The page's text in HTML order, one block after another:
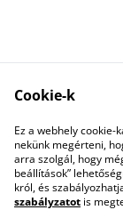
Cookie-k
Ez a webhely cookie-
nekünk megérteni,
arra szolgál, hogy
beállítások”
król, és
szabályzatot is